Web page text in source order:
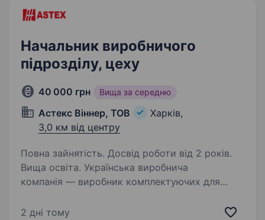
Начальник виробничого
підрозділу, цеху
40 000 грн Вища за середню
Астекс Вiннер, ТОВ
Харків,
3,0 км від центру
Повна зайнятість. Досвід роботи від 2 років.
Вища освіта. Українська виробнича
компанія — виробник комплектуючих для
та двері) — запрошує до команди керівника
2 дні тому